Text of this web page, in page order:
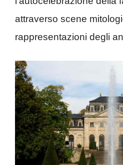
attraverso scene
rappresentazioni degli